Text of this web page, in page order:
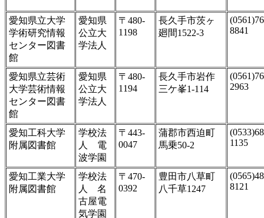
愛知県立大学
学術研究情報
センター図書
館
愛知県
公立大
学法人
〒480-
1198
長久手市茨ヶ
廻間1522-3
8841
愛知県立芸術
大学芸術情報
センター図書
館
愛知県
公立大
学法人
〒480-
1194
長久手市岩作
三ケ峯1-114
2963
愛知工科大学
附属図書館
学校法
人 電
波学園
〒443-
0047
蒲郡市西迫町
馬乗50-2
1135
愛知工業大学
附属図書館
学校法
人 名
古屋電
気学園
〒470-
0392
豊田市八草町
八千草1247
8121